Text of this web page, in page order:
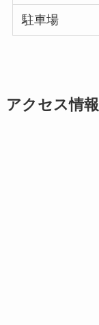
駐車場
アクセス情報